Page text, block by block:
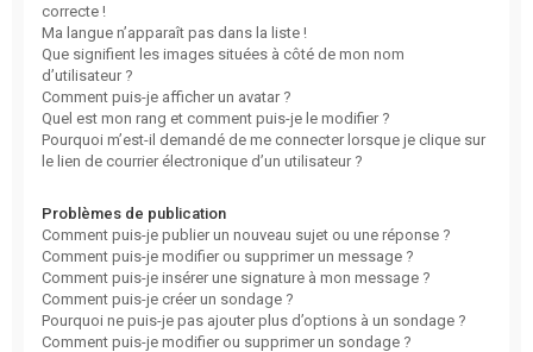
correcte !
Ma langue n’apparaît pas dans la liste !
Que signifient les images situées à côté de mon nom
d’utilisateur ?
Comment puis-je afficher un avatar ?
Quel est mon rang et comment puis-je le modifier ?
Pourquoi m’est-il demandé de me connecter lorsque je clique sur
le lien de courrier électronique d’un utilisateur ?
Problèmes de publication
Comment puis-je publier un nouveau sujet ou une réponse ?
Comment puis-je modifier ou supprimer un message ?
Comment puis-je insérer une signature à mon message ?
Comment puis-je créer un sondage ?
Pourquoi ne puis-je pas ajouter plus d’options à un sondage ?
Comment puis-je modifier ou supprimer un sondage ?